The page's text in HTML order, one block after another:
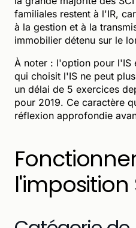
familiales restent à l'IR,
à la gestion et à la
immobilier détenu sur le
À noter : l'option pour l'IS
qui choisit l'IS ne peut
un délai de 5 exercices
pour 2019. Ce caractère
réflexion approfondie
l'imposition